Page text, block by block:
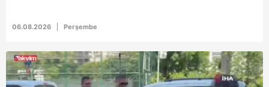
06.08.2026 Perşembe